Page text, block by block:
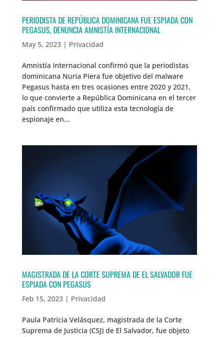
PERIODISTA DE REPÚBLICA DOMINICANA FUE ESPIADA CON
PEGASUS, DENUNCIA AMNISTÍA INTERNACIONAL
May 5, 2023| Privacidad
Amnistía Internacional confirmó que la periodistas
dominicana Nuria Piera fue objetivo del malware
Pegasus hasta en tres ocasiones entre 2020 y 2021,
lo que convierte a República Dominicana en el tercer
país confirmado que utiliza esta tecnología de
espionaje en...
MAGISTRADA DE LA CORTE SUPREMA DE EL SALVADOR FUE
ESPIADA CON PEGASUS
Feb 15, 2023| Privacidad
Paula Patricia Velásquez, magistrada de la Corte
Suprema de Justicia (CSJ) de El Salvador, fue objeto